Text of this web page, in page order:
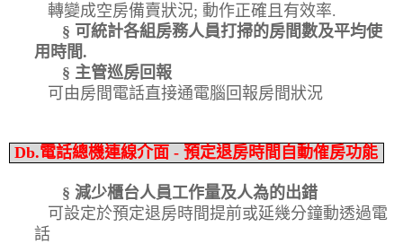
轉變成空房備賣狀況;動作正確且 有效率.
§ 可統計各組房務人員打掃的房間數及平均使
用時間.
§ 主管巡房回報
可由房間電話直接通電腦回報房間狀況
Db.電話總機連線介面 - 預定退房時間自動傕房功能
§ 減少櫃台人員工作量及人為的出錯
可設定於預定退房時間提前或延幾分鐘動透過電
話